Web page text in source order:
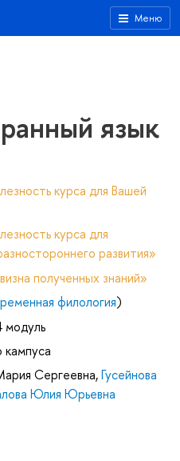
Меню
язык
курса для Вашей
курса для
развития»
полученных знаний»
филология)
модуль
кампуса
Сергеевна,Гусейнова
Юлия Юрьевна